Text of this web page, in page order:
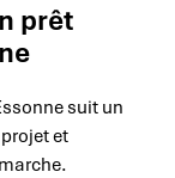
prêt
suit un
et